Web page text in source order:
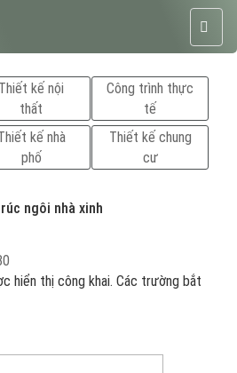
Thiết kế nội
thất
Công trình thực
tế
kế nhà
phố
Thiết kế chung
cư
ngôi nhà xinh
hiển thị công khai. Các trường bắt